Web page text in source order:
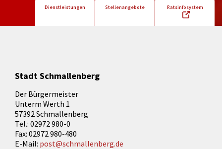
Dienstleistungen Stellenangebote Ratsinfosystem
Stadt Schmallenberg
Der Bürgermeister
Unterm Werth 1
57392 Schmallenberg
Tel.: 02972 980-0
Fax: 02972 980-480
E-Mail: post@schmallenberg.de